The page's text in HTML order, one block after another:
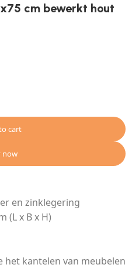
cm bewerkt hout
cart
now
en zinklegering
(L x B x H)
kantelen van meubelen